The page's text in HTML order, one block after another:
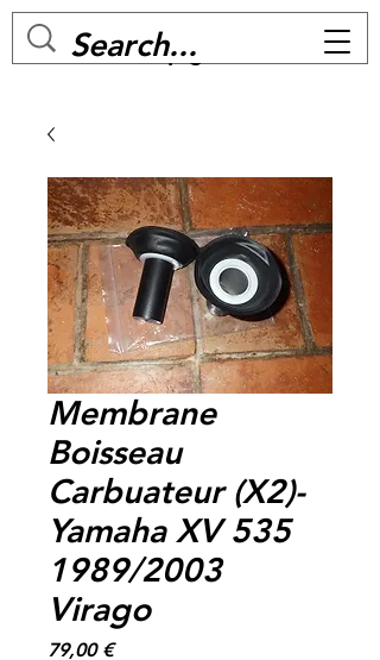
MC BIKE Perpignan
Membrane
Boisseau
Carbuateur (X2)-
Yamaha XV 535
1989/2003
Virago
79,00 €Prix